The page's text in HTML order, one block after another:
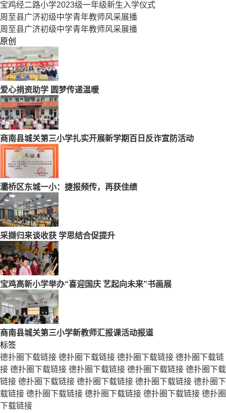
宝鸡经二路小学2023级一年级新生入学仪式
周至县广济初级中学青年教师风采展播
周至县广济初级中学青年教师风采展播
原创
爱心捐资助学 圆梦传递温暖
商南县城关第三小学扎实开展新学期百日反诈宣防活动
灞桥区东城一小：捷报频传，再获佳绩
采撷归来谈收获 学思结合促提升
宝鸡高新小学举办“喜迎国庆 艺起向未来”书画展
商南县城关第三小学新教师汇报课活动报道
标签
德扑圈下载链接 德扑圈下载链接 德扑圈下载链接 德扑圈下载链
接 德扑圈下载链接 德扑圈下载链接 德扑圈下载链接 德扑圈下载
链接 德扑圈下载链接 德扑圈下载链接 德扑圈下载链接 德扑圈下
载链接 德扑圈下载链接 德扑圈下载链接 德扑圈下载链接 德扑圈
下载链接